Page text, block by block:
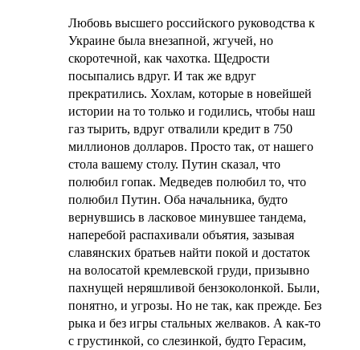
Любовь высшего российского руководства к
Украине была внезапной, жгучей, но
скоротечной, как чахотка. Щедрости
посыпались вдруг. И так же вдруг
прекратились. Хохлам, которые в новейшей
истории на то только и годились, чтобы наш
газ тырить, вдруг отвалили кредит в 750
миллионов долларов. Просто так, от нашего
стола вашему столу. Путин сказал, что
полюбил гопак. Медведев полюбил то, что
полюбил Путин. Оба начальника, будто
вернувшись в ласковое минувшее тандема,
наперебой распахивали объятия, зазывая
славянских братьев найти покой и достаток
на волосатой кремлевской груди, призывно
пахнущей неряшливой бензоколонкой. Были,
понятно, и угрозы. Но не так, как прежде. Без
рыка и без игры стальных желваков. А как-то
с грустинкой, со слезинкой, будто Герасим,